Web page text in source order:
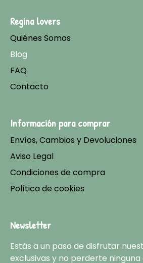
Regina lovers
Quiénes Somos
Blog
FAQ
Contacto
Información para comprar
Envíos, Cambios y Devoluciones
Aviso Legal
Condiciones de compra
Política de cookies
Newsletter
Estás a un paso de disfrutar
exclusivas y no perderte ninguna